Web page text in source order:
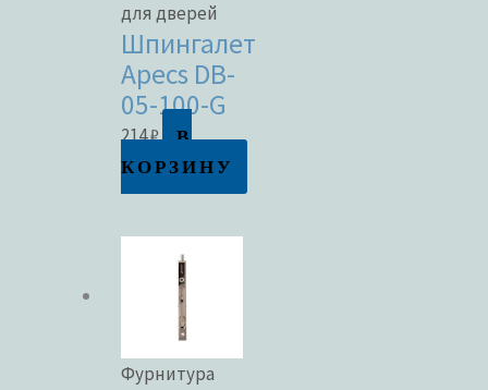
для дверей
Шпингалет
Apecs DB-
05-100-G
214₽
В
КОРЗИНУ
Фурнитура